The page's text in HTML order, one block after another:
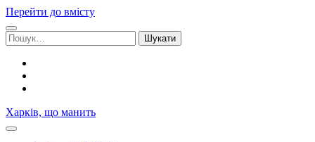
Перейти до вмісту
Шукати:
Харків, що манить